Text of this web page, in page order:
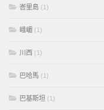
峇里島 (1)
峨嵋 (1)
川西 (1)
巴哈馬 (1)
巴基斯坦 (1)